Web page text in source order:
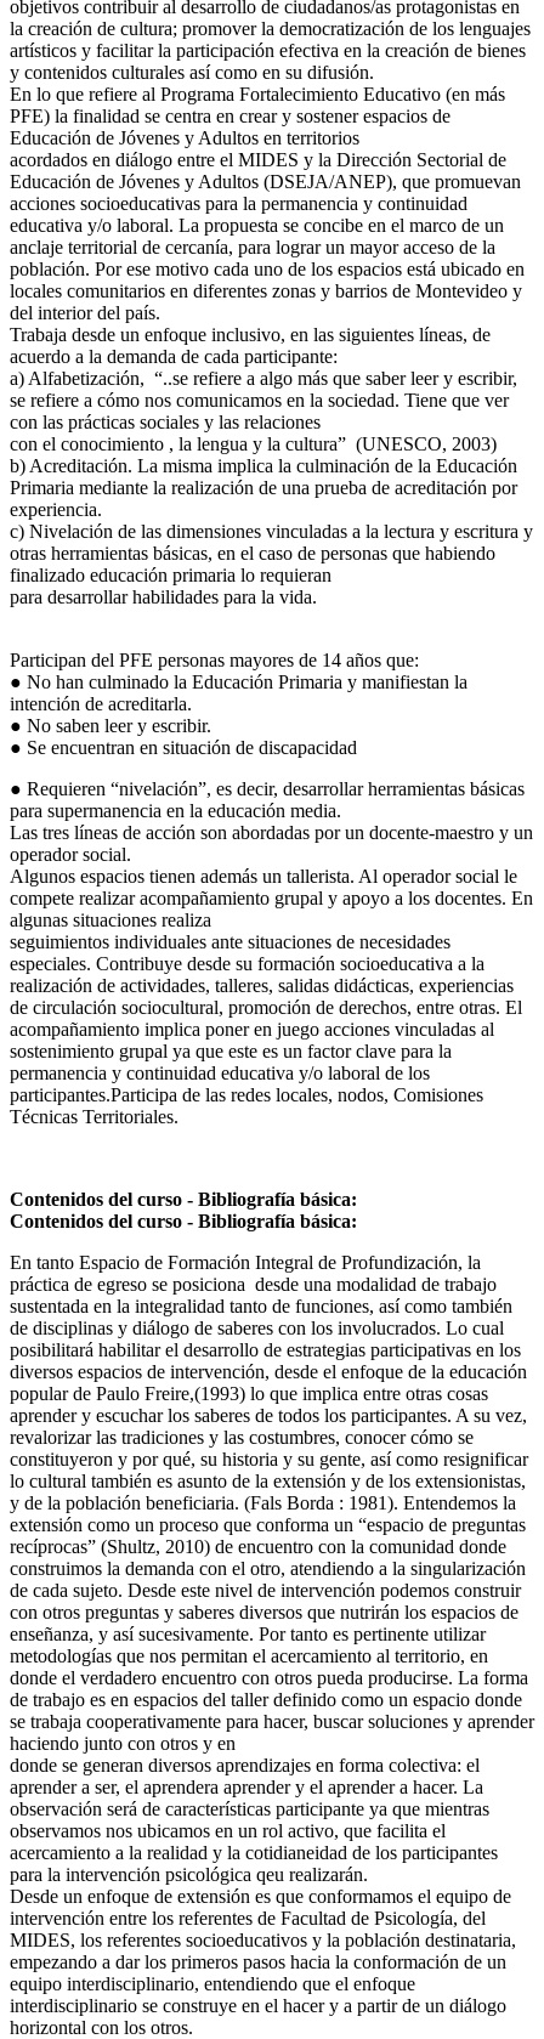
objetivos contribuir al desarrollo de ciudadanos/as protagonistas en
la creación de cultura; promover la democratización de los lenguajes
artísticos y facilitar la participación efectiva en la creación de bienes
y contenidos culturales así como en su difusión.
En lo que refiere al Programa Fortalecimiento Educativo (en más
PFE) la finalidad se centra en crear y sostener espacios de
Educación de Jóvenes y Adultos en territorios
acordados en diálogo entre el MIDES y la Dirección Sectorial de
Educación de Jóvenes y Adultos (DSEJA/ANEP), que promuevan
acciones socioeducativas para la permanencia y continuidad
educativa y/o laboral. La propuesta se concibe en el marco de un
anclaje territorial de cercanía, para lograr un mayor acceso de la
población. Por ese motivo cada uno de los espacios está ubicado en
locales comunitarios en diferentes zonas y barrios de Montevideo y
del interior del país.
Trabaja desde un enfoque inclusivo, en las siguientes líneas, de
acuerdo a la demanda de cada participante:
a) Alfabetización, ​ “..se refiere a algo más que saber leer y escribir,
se refiere a cómo nos comunicamos en la sociedad. Tiene que ver
con las prácticas sociales y las relaciones
con el conocimiento , la lengua y la cultura” ​ (UNESCO, 2003)
b) Acreditación. La misma implica la culminación de la Educación
Primaria mediante la realización de una prueba de acreditación por
experiencia.
c) Nivelación de las dimensiones vinculadas a la lectura y escritura y
otras herramientas básicas, en el caso de personas que habiendo
finalizado educación primaria lo requieran
para desarrollar habilidades para la vida.
Participan del PFE personas mayores de 14 años que:
● No han culminado la Educación Primaria y manifiestan la
intención de acreditarla.
● No saben leer y escribir.
● Se encuentran en situación de discapacidad
● Requieren “nivelación”, es decir, desarrollar herramientas básicas
para supermanencia en la educación media.
Las tres líneas de acción son abordadas por un docente-maestro y un
operador social.
Algunos espacios tienen además un tallerista. Al operador social le
compete realizar acompañamiento grupal y apoyo a los docentes. En
algunas situaciones realiza
seguimientos individuales ante situaciones de necesidades
especiales. Contribuye desde su formación socioeducativa a la
realización de actividades, talleres, salidas didácticas, experiencias
de circulación sociocultural, promoción de derechos, entre otras. El
acompañamiento implica poner en juego acciones vinculadas al
sostenimiento grupal ya que este es un factor clave para la
permanencia y continuidad educativa y/o laboral de los
participantes.Participa de las redes locales, nodos, Comisiones
Técnicas Territoriales.
Contenidos del curso - Bibliografía básica:
Contenidos del curso - Bibliografía básica:
En tanto Espacio de Formación Integral de Profundización, la
práctica de egreso se posiciona desde una modalidad de trabajo
sustentada en la integralidad tanto de funciones, así como también
de disciplinas y diálogo de saberes con los involucrados. Lo cual
posibilitará habilitar el desarrollo de estrategias participativas en los
diversos espacios de intervención, desde el enfoque de la educación
popular de Paulo Freire,(1993) lo que implica entre otras cosas
aprender y escuchar los saberes de todos los participantes. A su vez,
revalorizar las tradiciones y las costumbres, conocer cómo se
constituyeron y por qué, su historia y su gente, así como resignificar
lo cultural también es asunto de la extensión y de los extensionistas,
y de la población beneficiaria. (Fals Borda : 1981). Entendemos la
extensión como un proceso que conforma un “espacio de preguntas
recíprocas” (Shultz, 2010) de encuentro con la comunidad donde
construimos la demanda con el otro, atendiendo a la singularización
de cada sujeto. Desde este nivel de intervención podemos construir
con otros preguntas y saberes diversos que nutrirán los espacios de
enseñanza, y así sucesivamente. Por tanto es pertinente utilizar
metodologías que nos permitan el acercamiento al territorio, en
donde el verdadero encuentro con otros pueda producirse. La forma
de trabajo es en espacios del taller definido como un espacio donde
se trabaja cooperativamente para hacer, buscar soluciones y aprender
haciendo junto con otros y en
donde se generan diversos aprendizajes en forma colectiva: el
aprender a ser, el aprendera aprender y el aprender a hacer. La
observación será de características participante ya que mientras
observamos nos ubicamos en un rol activo, que facilita el
acercamiento a la realidad y la cotidianeidad de los participantes
para la intervención psicológica qeu realizarán.
Desde un enfoque de extensión es que conformamos el equipo de
intervención entre los referentes de Facultad de Psicología, del
MIDES, los referentes socioeducativos y la población destinataria,
empezando a dar los primeros pasos hacia la conformación de un
equipo interdisciplinario, entendiendo que el enfoque
interdisciplinario se construye en el hacer y a partir de un diálogo
horizontal con los otros.